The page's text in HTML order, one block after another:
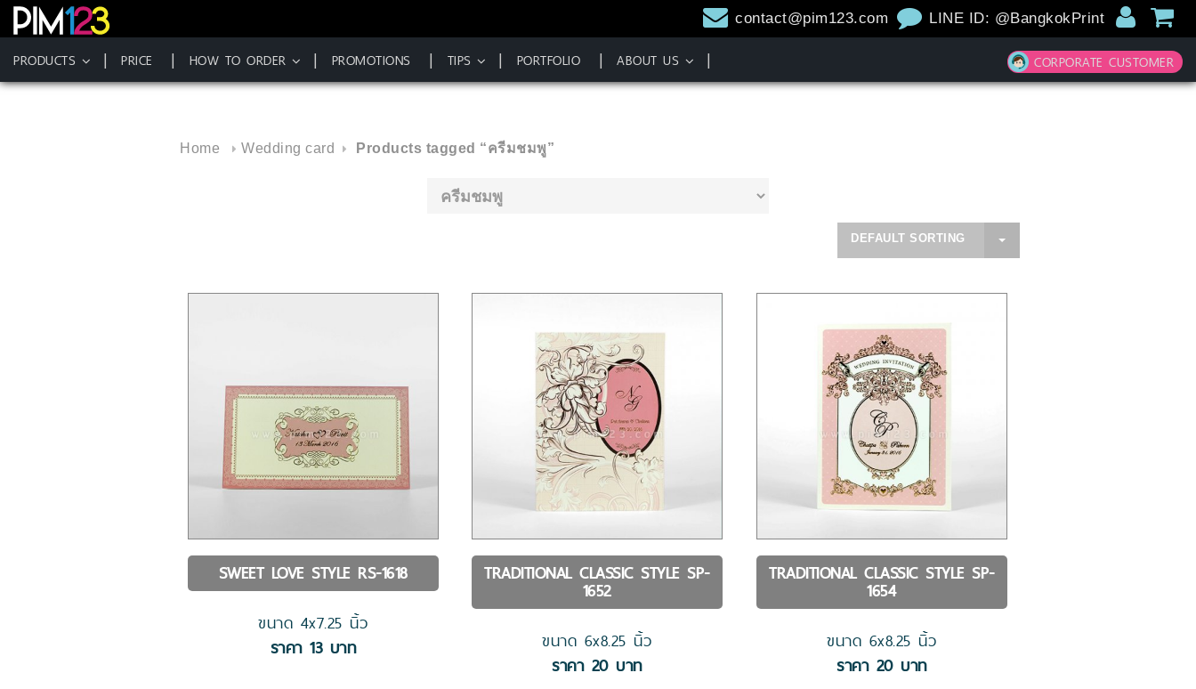
Skip
contact@pim123.com LINE ID: @BangkokPrint
PRODUCTS PRICE HOW TO ORDER PROMOTIONS TIPS PORTFOLIO ABOUT US CORPORATE CUSTOMER
Home Wedding card Products tagged “ครีมชมพู”
DEFAULT SORTING
SWEET LOVE STYLE RS-1618
ขนาด 4x7.25 นิ้ว
ราคา13บาท
TRADITIONAL CLASSIC STYLE SP-
1652
ขนาด 6x8.25 นิ้ว
ราคา 20บาท
TRADITIONAL CLASSIC STYLE SP-
1654
ขนาด 6x8.25 นิ้ว
ราคา 20บาท